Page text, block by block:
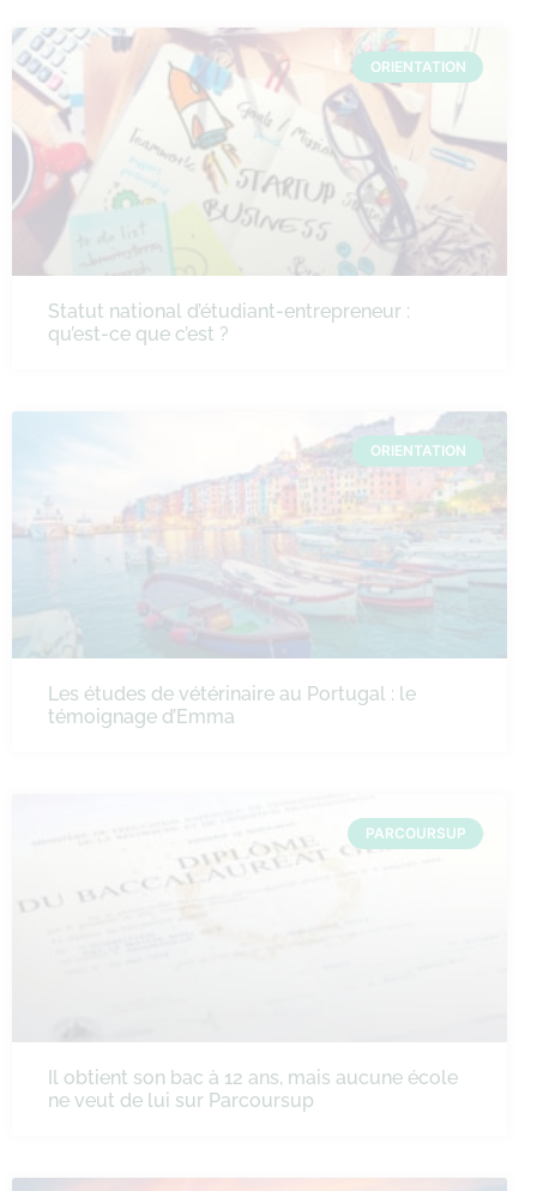
ORIENTATION
Statut national d’étudiant-entrepreneur :
qu’est-ce que c’est ?
ORIENTATION
Les études de vétérinaire au Portugal : le
témoignage d’Emma
PARCOURSUP
Il obtient son bac à 12 ans, mais aucune école
ne veut de lui sur Parcoursup